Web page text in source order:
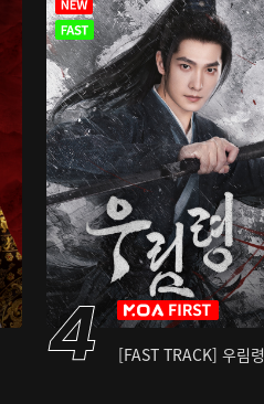
[FAST TRACK] 우림령